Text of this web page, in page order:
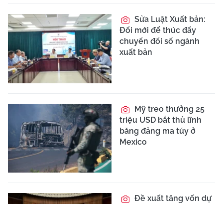
Sửa Luật Xuất bản:
Đổi mới để thúc đẩy
chuyển đổi số ngành
xuất bản
Mỹ treo thưởng 25
triệu USD bắt thủ lĩnh
băng đảng ma túy ở
Mexico
Đề xuất tăng vốn dự